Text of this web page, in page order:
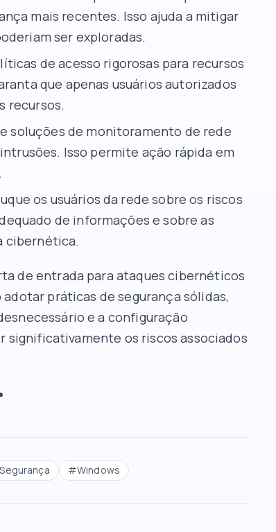
mais recentes. Isso ajuda a mitigar
ser exploradas.
de acesso rigorosas para recursos
que apenas usuários autorizados
recursos.
soluções de monitoramento de rede
Isso permite ação rápida em
os usuários da rede sobre os riscos
de informações e sobre as
cibernética.
de entrada para ataques cibernéticos
práticas de segurança sólidas,
e a configuração
significativamente os riscos associados
Segurança #Windows